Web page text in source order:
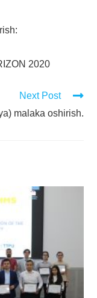
2020
Next Post
malaka oshirish.